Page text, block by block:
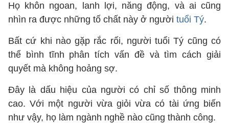
Họ khôn ngoan, lanh lợi, năng động, và ai cũng
nhìn ra được những tố chất này ở người tuổi Tý.
Bất cứ khi nào gặp rắc rối, người tuổi Tý cũng có
thể bình tĩnh phân tích vấn đề và tìm cách giải
quyết mà không hoảng sợ.
Đây là dấu hiệu của người có chỉ số thông minh
cao. Với một người vừa giỏi vừa có tài ứng biến
như vậy, họ làm ngành nghề nào cũng thành công.